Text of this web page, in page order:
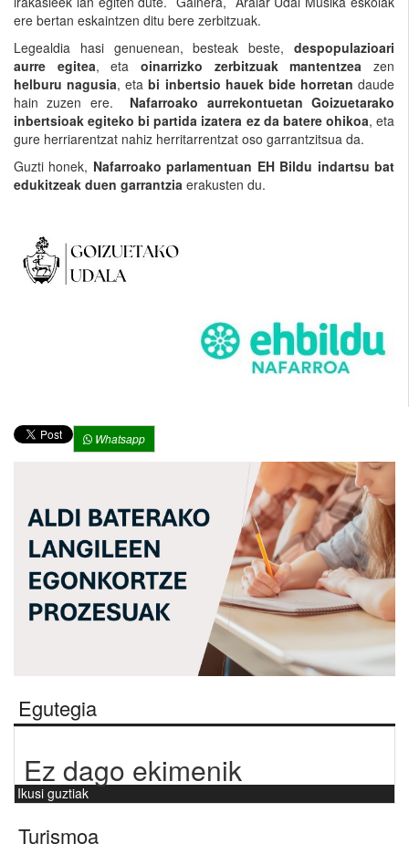
ere bertan eskaintzen ditu bere zerbitzuak.
Legealdia hasi genuenean, besteak beste, despopulazioari
aurre egitea, etaoinarrizko zerbitzuak mantentzea zen
helburu nagusia, etabi inbertsio hauek bide horretan daude
hain zuzen ere. Nafarroako aurrekontuetan Goizuetarako
inbertsioak egiteko bi partida izatera ez da batere ohikoa, eta
gure herriarentzat nahiz herritarrentzat oso garrantzitsua da.
Guzti honek, Nafarroako parlamentuan EH Bildu indartsu bat
edukitzeak duen garrantzia erakusten du.
Whatsapp
Egutegia
Ez dago ekimenik
Ikusi guztiak
Turismoa